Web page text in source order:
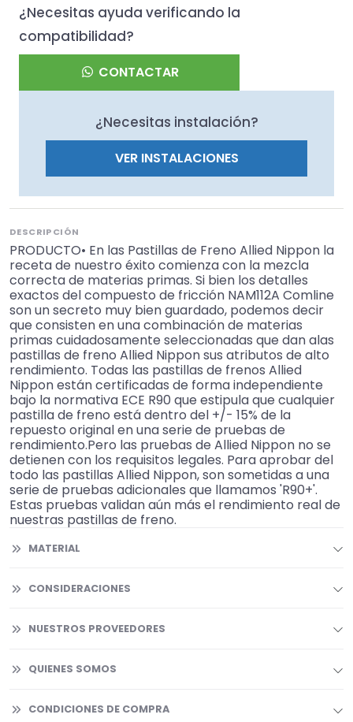
¿Necesitas ayuda verificando la
compatibilidad?
CONTACTAR
¿Necesitas instalación?
VER INSTALACIONES
DESCRIPCIÓN
PRODUCTO• En las Pastillas de Freno Allied Nippon la
receta de nuestro éxito comienza con la mezcla
correcta de materias primas. Si bien los detalles
exactos del compuesto de fricción NAM112A Comline
son un secreto muy bien guardado, podemos decir
que consisten en una combinación de materias
primas cuidadosamente seleccionadas que dan alas
pastillas de freno Allied Nippon sus atributos de alto
rendimiento. Todas las pastillas de frenos Allied
Nippon están certificadas de forma independiente
bajo la normativa ECE R90 que estipula que cualquier
pastilla de freno está dentro del +/- 15% de la
repuesto original en una serie de pruebas de
rendimiento.Pero las pruebas de Allied Nippon no se
detienen con los requisitos legales. Para aprobar del
todo las pastillas Allied Nippon, son sometidas a una
serie de pruebas adicionales que llamamos 'R90+'.
Estas pruebas validan aún más el rendimiento real de
nuestras pastillas de freno.
MATERIAL
CONSIDERACIONES
NUESTROS PROVEEDORES
QUIENES SOMOS
CONDICIONES DE COMPRA